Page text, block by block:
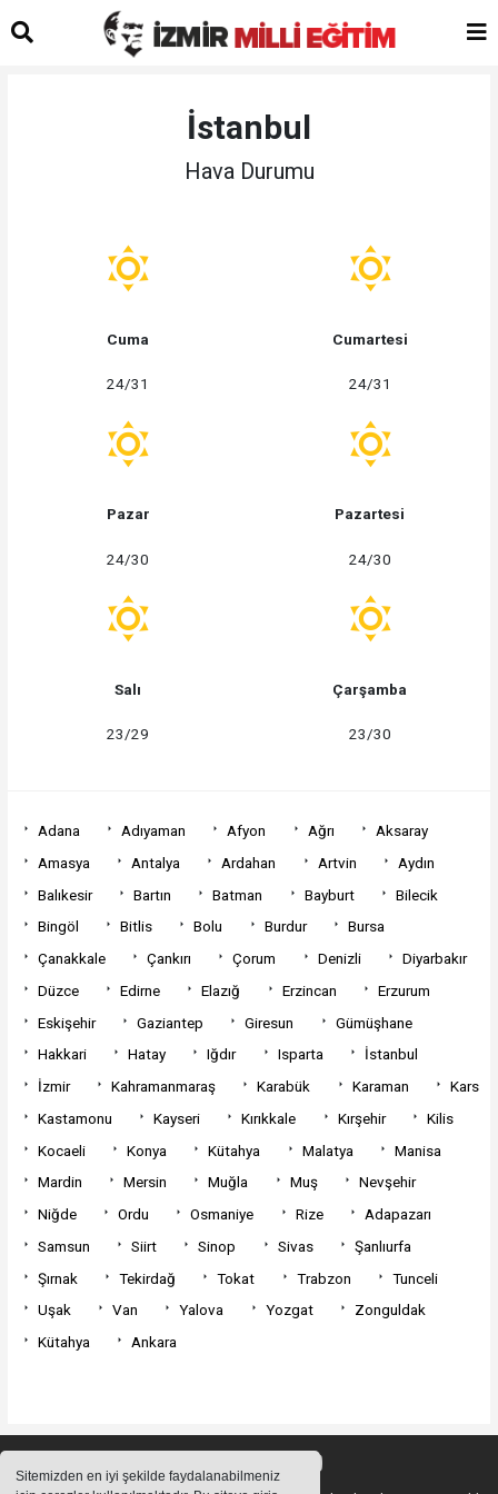
Sitemizden en iyi şekilde faydalanabilmeniz
İstanbul
Hava Durumu
Cuma
24/31
Cumartesi
24/31
Pazar
24/30
Pazartesi
24/30
Salı
23/29
Çarşamba
23/30
Adana Adıyaman Afyon Ağrı
Aksaray
Amasya
Antalya Ardahan Artvin
Aydın
Balıkesir
Bartın Batman Bayburt
Bilecik
Bingöl
Bitlis Bolu Burdur
Bursa
Çanakkale
Çankırı Çorum Denizli
Diyarbakır
Düzce
Edirne Elazığ Erzincan
Erzurum
Eskişehir
Gaziantep Giresun
Gümüşhane
Hakkari
Hatay Iğdır Isparta
İstanbul
İzmir
Kahramanmaraş Karabük Karaman
Kars
Kastamonu
Kayseri Kırıkkale Kırşehir
Kilis
Kocaeli
Konya Kütahya Malatya
Manisa
Mardin
Mersin Muğla Muş
Nevşehir
Niğde
Ordu Osmaniye Rize
Adapazarı
Samsun
Siirt Sinop Sivas
Şanlıurfa
Şırnak
Tekirdağ Tokat Trabzon
Tunceli
Uşak
Van Yalova Yozgat
Zonguldak
Kütahya
Ankara